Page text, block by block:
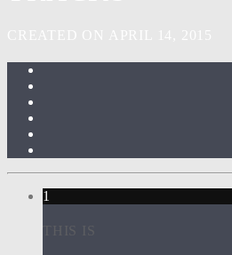
1
THIS IS